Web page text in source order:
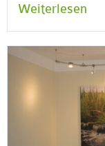
Weiterlesen